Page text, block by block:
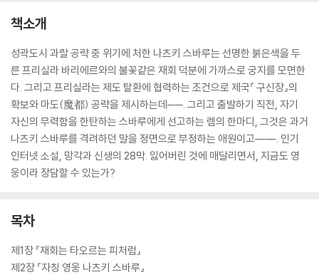
책소개
성곽도시 과랄 공략 중 위기에 처한 나츠키 스바루는 선명한 붉은색을 두
른 프리실라 바리에르와의 불꽃같은 재회 덕분에 가까스로 궁지를 모면한
다. 그리고 프리실라는 제도 탈환에 협력하는 조건으로 제국『 구신장』의
확보와 마도(魔都) 공략을 제시하는데──. 그리고 출발하기 직전, 자기
자신의 무력함을 한탄하는 스바루에게 선고하는 렘의 한마디, 그것은 과거
나츠키 스바루를 격려하던 말을 정면으로 부정하는 애원이고――. 인기
인터넷 소설, 망각과 신생의 28막. 잃어버린 것에 매달리면서, 지금도 영
웅이라 장담할 수 있는가?
목차
제1장 『재회는 타오르는 피처럼』
제2장 『자칭 영웅 나츠키 스바루』